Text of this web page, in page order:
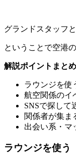
グランドスタッフ
ということで空港
解説ポイントまとめ
ラウンジを使
航空関係のイ
SNSで探して
関係者が集ま
出会い系・マ
ラウンジを使う